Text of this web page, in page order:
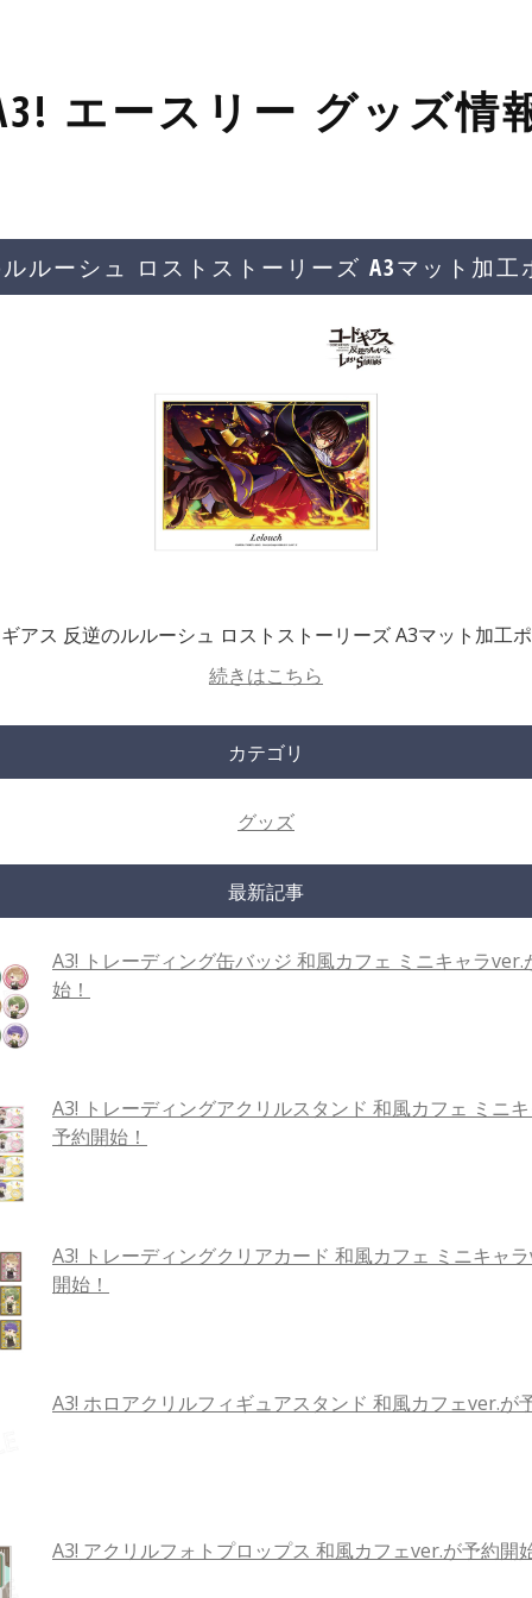
エースリー グッズ情
ルーシュ ロストストーリーズ A3マット加工
アス 反逆のルルーシュ ロストストーリーズ A3マット加工
続きはこちら
カテゴリ
グッズ
最新記事
A3! トレーディング缶バッジ 和風カフェ ミニキャラver.
始！
A3! トレーディングアクリルスタンド 和風カフェ ミニ
予約開始！
A3! トレーディングクリアカード 和風カフェ ミニキャ
開始！
A3! ホロアクリルフィギュアスタンド 和風カフェver.が
A3! アクリルフォトプロップス 和風カフェver.が予約開